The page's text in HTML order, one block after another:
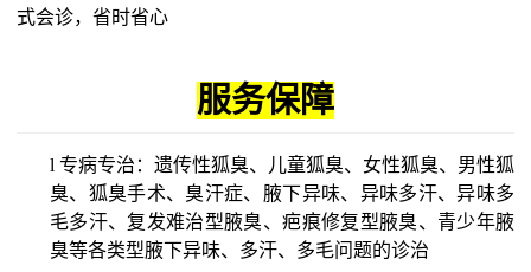
式会诊，省时省心
服务保障
l 专病专治：遗传性狐臭、儿童狐臭、女性狐臭、男性狐
臭、狐臭手术、臭汗症、腋下异味、异味多汗、异味多
毛多汗、复发难治型腋臭、疤痕修复型腋臭、青少年腋
臭等各类型腋下异味、多汗、多毛问题的诊治